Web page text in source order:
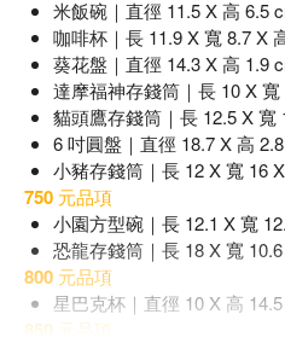
米飯碗｜直徑 11.5 X 高 6.5
咖啡杯｜長 11.9 X 寬 8.7 X
葵花盤｜直徑 14.3 X 高 1.9
達摩福神存錢筒｜長 10 X
貓頭鷹存錢筒｜長 12.5 X 寬
6 吋圓盤｜直徑 18.7 X 高
小豬存錢筒｜長 12 X 寬 16
750 元品項
小園方型碗｜長 12.1 X 寬
恐龍存錢筒｜長 18 X 寬
800 元品項
星巴克杯｜直徑 10 X 高
850 元品項